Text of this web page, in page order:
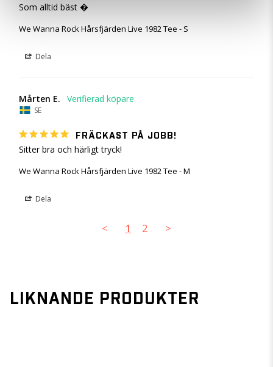
Som alltid bäst �
We Wanna Rock Hårsfjärden Live 1982 Tee - S
Dela
Mårten E.
SE
FRÄCKAST PÅ JOBB!
Sitter bra och härligt tryck!
We Wanna Rock Hårsfjärden Live 1982 Tee - M
Dela
< 1 2 >
LIKNANDE PRODUKTER